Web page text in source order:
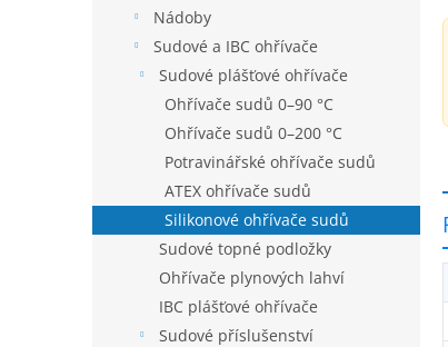
Nádoby
Sudové a IBC ohřívače
Sudové plášťové ohřívače
Ohřívače sudů 0–90 °C
Ohřívače sudů 0–200 °C
Potravinářské ohřívače sudů
ATEX ohřívače sudů
Silikonové ohřívače sudů
Sudové topné podložky
Ohřívače plynových lahví
IBC plášťové ohřívače
Sudové příslušenství